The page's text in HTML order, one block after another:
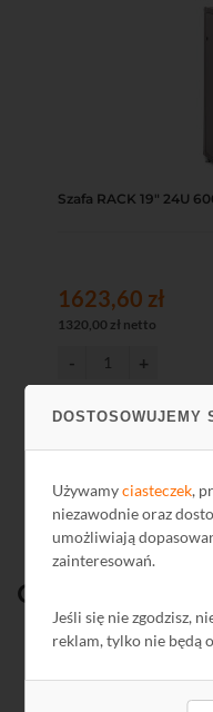
DOSTOSOWUJEMY
Używamyciasteczek,
niezawodnie oraz
umożliwiają
zainteresowań.
Jeśli się nie zgodzisz,
reklam, tylko nie będą
Szafa RACK 19" 24U
1623,60 zł
1320,00 zł netto
Ostatnio